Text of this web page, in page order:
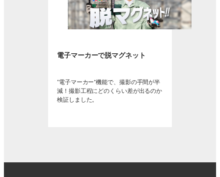
電子マーカーで脱マグネット
“電子マーカー”機能で、撮影の手間が半
減！撮影工程にどのくらい差が出るのか
検証しました。